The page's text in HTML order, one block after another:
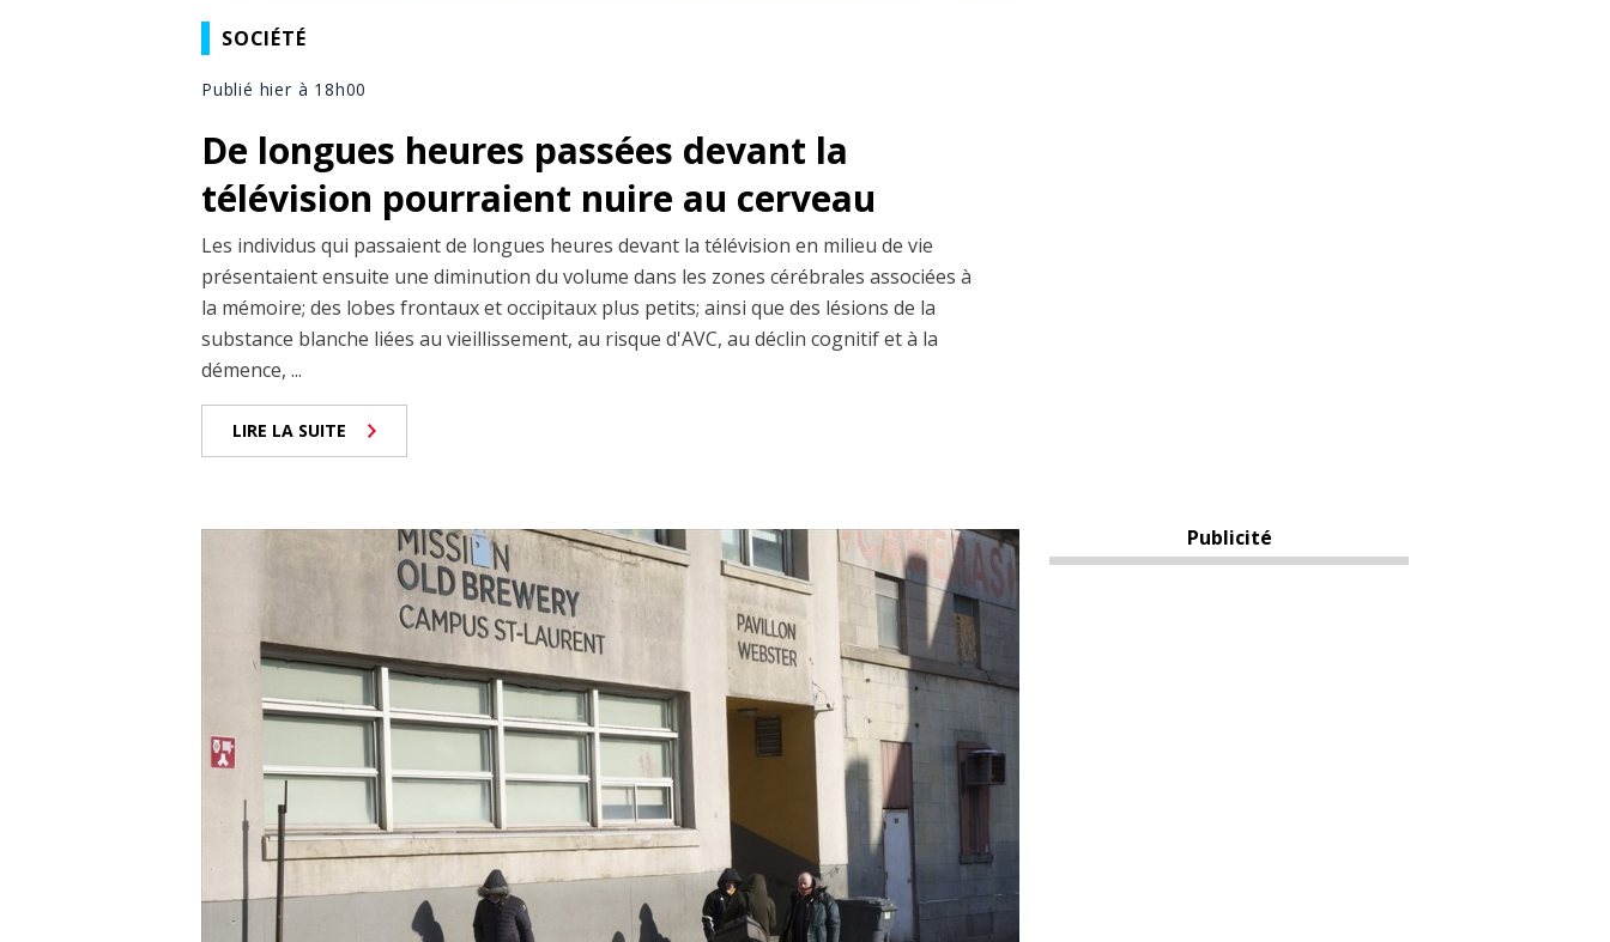
SOCIÉTÉ
Publié hier à 18h00
De longues heures passées devant la
télévision pourraient nuire au cerveau
Les individus qui passaient de longues heures devant la télévision en milieu de vie
présentaient ensuite une diminution du volume dans les zones cérébrales associées à
la mémoire; des lobes frontaux et occipitaux plus petits; ainsi que des lésions de la
substance blanche liées au vieillissement, au risque d'AVC, au déclin cognitif et à la
démence, ...
LIRE LA SUITE
Publicité